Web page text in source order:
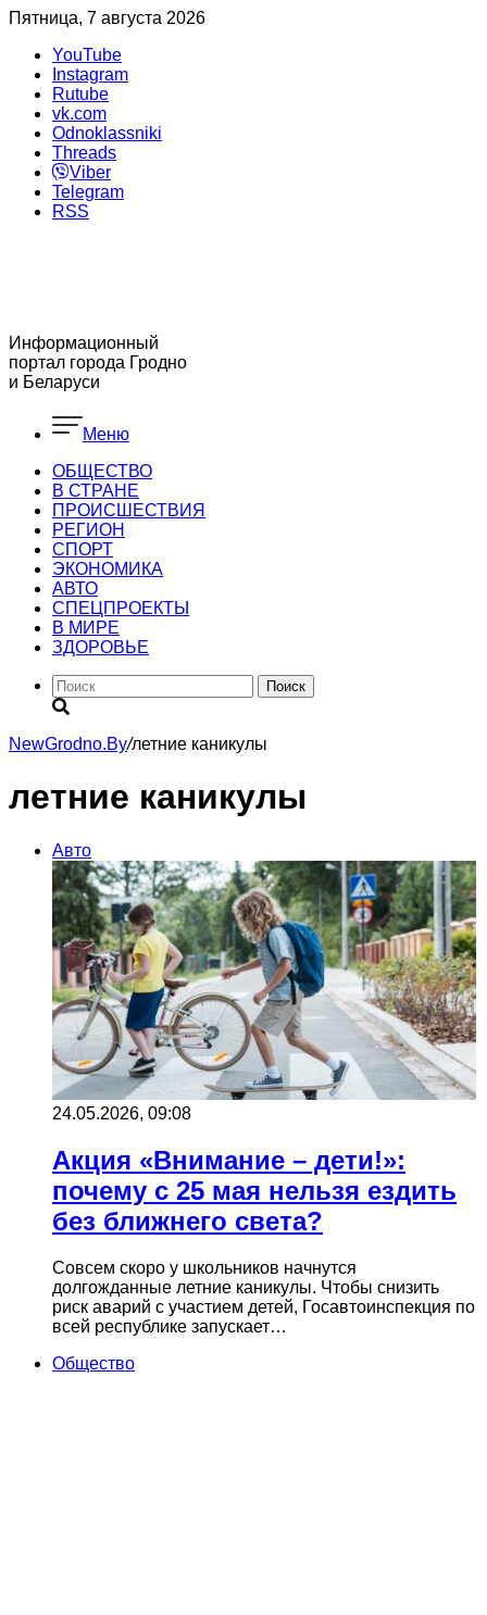
Пятница, 7 августа 2026
YouTube
Instagram
Rutube
vk.com
Odnoklassniki
Threads
Viber
Telegram
RSS
Информационный
портал города Гродно
и Беларуси
Меню
ОБЩЕСТВО
В СТРАНЕ
ПРОИСШЕСТВИЯ
РЕГИОН
CПОРТ
ЭКОНОМИКА
АВТО
СПЕЦПРОЕКТЫ
В МИРЕ
ЗДОРОВЬЕ
Поиск
NewGrodno.By/летние каникулы
летние каникулы
Авто
24.05.2026, 09:08
Акция «Внимание – дети!»:
почему с 25 мая нельзя ездить
без ближнего света?
Совсем скоро у школьников начнутся
долгожданные летние каникулы. Чтобы снизить
риск аварий с участием детей, Госавтоинспекция по
всей республике запускает…
Общество